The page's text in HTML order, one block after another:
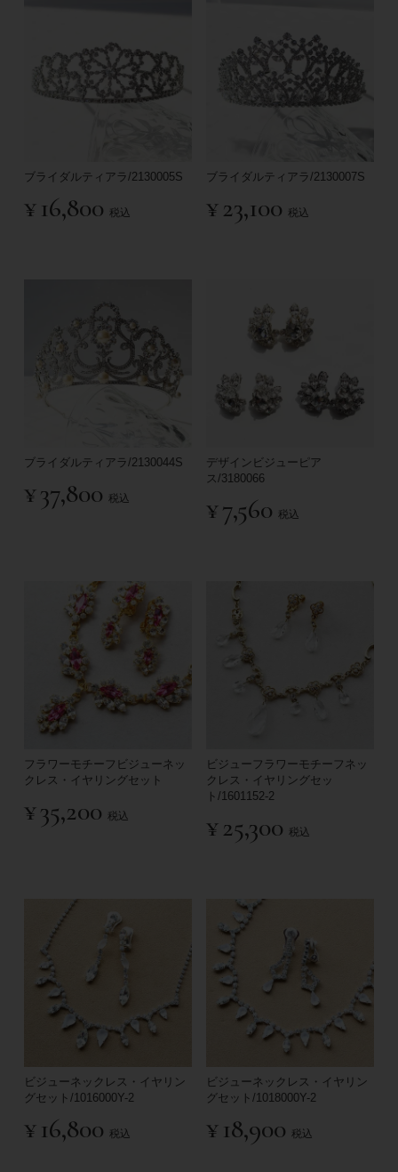
ブライダルティアラ/2130005S
¥ 16,800 税込
ブライダルティアラ/2130007S
¥23,100 税込
ブライダルティアラ/2130044S
¥37,800 税込
デザインビジューピア
ス/3180066
¥7,560 税込
フラワーモチーフビジューネッ
クレス・イヤリングセット
¥35,200 税込
ビジューフラワーモチーフネッ
クレス・イヤリングセッ
ト/1601152-2
¥25,300 税込
ビジューネックレス・イヤリン
グセット/1016000Y-2
¥ 16,800 税込
ビジューネックレス・イヤリン
グセット/1018000Y-2
¥ 18,900 税込